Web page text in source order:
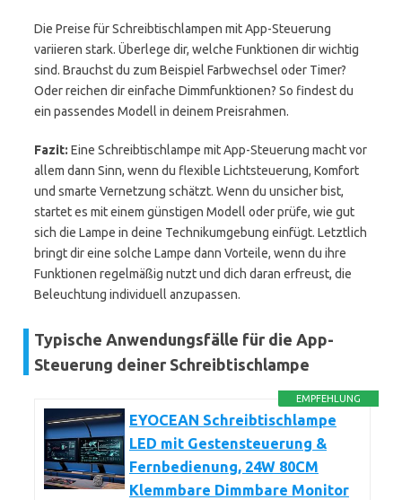
Die Preise für Schreibtischlampen mit App-Steuerung
variieren stark. Überlege dir, welche Funktionen dir wichtig
sind. Brauchst du zum Beispiel Farbwechsel oder Timer?
Oder reichen dir einfache Dimmfunktionen? So findest du
ein passendes Modell in deinem Preisrahmen.
Fazit: Eine Schreibtischlampe mit App-Steuerung macht vor
allem dann Sinn, wenn du flexible Lichtsteuerung, Komfort
und smarte Vernetzung schätzt. Wenn du unsicher bist,
startet es mit einem günstigen Modell oder prüfe, wie gut
sich die Lampe in deine Technikumgebung einfügt. Letztlich
bringt dir eine solche Lampe dann Vorteile, wenn du ihre
Funktionen regelmäßig nutzt und dich daran erfreust, die
Beleuchtung individuell anzupassen.
Typische Anwendungsfälle für die App-
Steuerung deiner Schreibtischlampe
EMPFEHLUNG
EYOCEAN Schreibtischlampe
LED mit Gestensteuerung &
Fernbedienung, 24W 80CM
Klemmbare Dimmbare Monitor